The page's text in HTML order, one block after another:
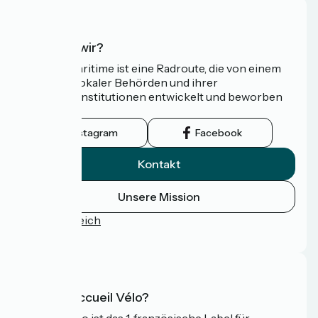
Wer sind wir?
Die Vélomaritime ist eine Radroute, die von einem
Netzwerk lokaler Behörden und ihrer
Tourismusinstitutionen entwickelt und beworben
Instagram Facebook
Kontakt
Unsere Mission
Pressebereich
Was ist Accueil Vélo?